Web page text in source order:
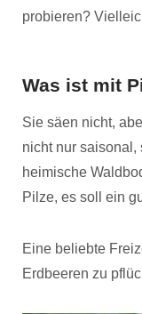
probieren?
Was ist mit
Sie säen nicht,
nicht nur saisonal,
heimische
Pilze, es soll ein
Eine beliebte
Erdbeeren zu